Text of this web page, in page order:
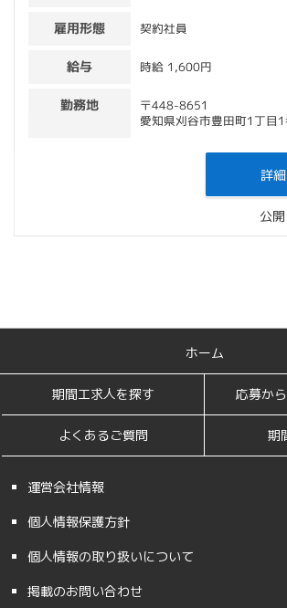
雇用形態 契約社員
給与 時給 1,600円
勤務地 〒448-8651
愛知県刈谷市豊田町1丁目
詳
公
ホーム
期間工求人を探す 応募か
よくあるご質問 期
運営会社情報
個人情報保護方針
個人情報の取り扱いについて
掲載のお問い合わせ